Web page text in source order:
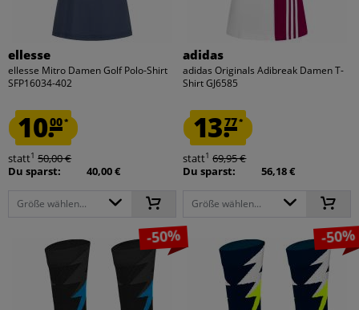
ellesse
ellesse Mitro Damen Golf Polo-Shirt
SFP16034-402
10.00*
statt1 50,00 €
Du sparst:
40,00 €
Größe wählen...
adidas
adidas Originals Adibreak Damen T-
Shirt GJ6585
13.77*
statt1 69,95 €
Du sparst:
56,18 €
Größe wählen...
-50% -50%